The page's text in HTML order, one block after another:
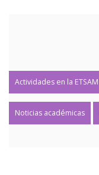
Actividades en la ETSAM
Noticias académicas